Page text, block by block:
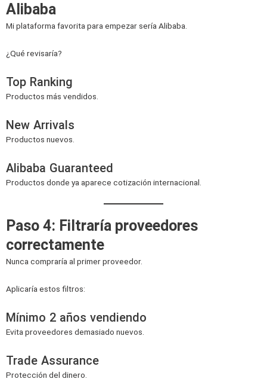
Alibaba
Mi plataforma favorita para empezar sería Alibaba.
¿Qué revisaría?
Top Ranking
Productos más vendidos.
New Arrivals
Productos nuevos.
Alibaba Guaranteed
Productos donde ya aparece cotización internacional.
Paso 4: Filtraría proveedores
correctamente
Nunca compraría al primer proveedor.
Aplicaría estos filtros:
Mínimo 2 años vendiendo
Evita proveedores demasiado nuevos.
Trade Assurance
Protección del dinero.